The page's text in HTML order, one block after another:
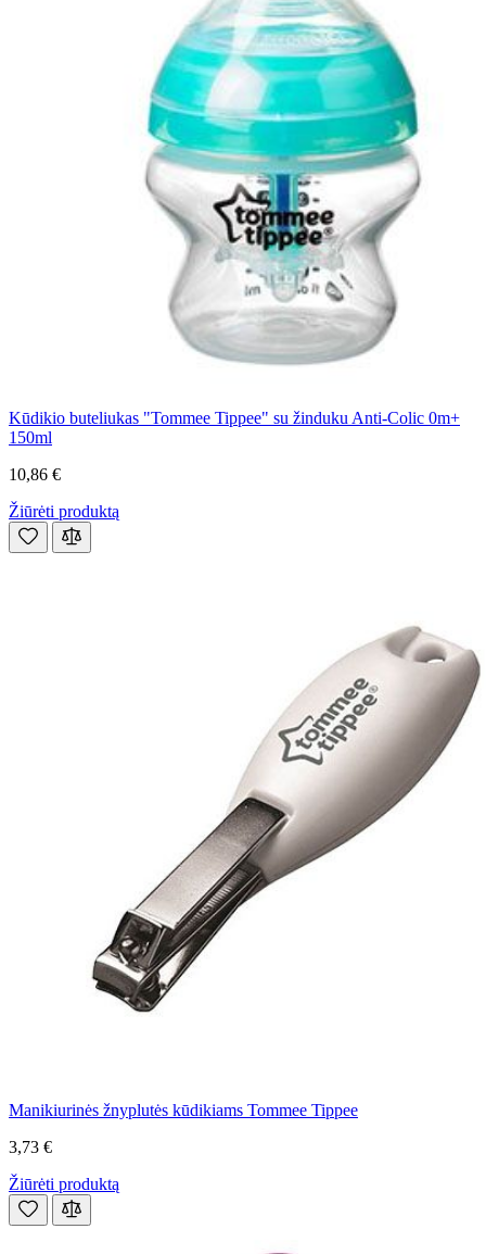
Kūdikio buteliukas "Tommee Tippee" su žinduku Anti-Colic 0m+
150ml
10,86 €
Žiūrėti produktą
Manikiurinės žnyplutės kūdikiams Tommee Tippee
3,73 €
Žiūrėti produktą